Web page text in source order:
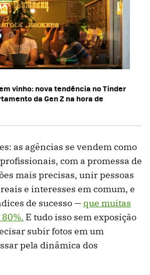
vinho: nova tendência no Tinder
da Gen Z na hora de
as agências se vendem como
com a promessa de
mais precisas, unir pessoas
e interesses em comum, e
de sucesso — que muitas
E tudo isso sem exposição
subir fotos em um
pela dinâmica dos